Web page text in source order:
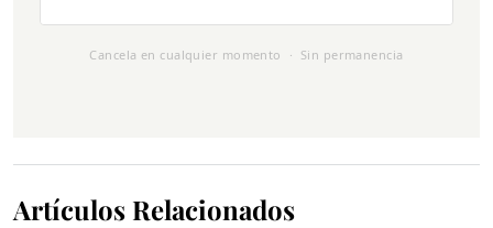
Cancela en cualquier momento · Sin permanencia
Artículos Relacionados